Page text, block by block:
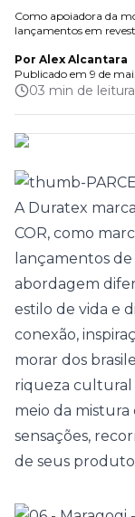
Como apoiadora da
lançamentos em
Por Alex Alcantara
Publicado em 9 de
03 min de leitura
A Duratex
COR, como
lançamentos de
abordagem
estilo de vida e
conexão,
morar dos
riqueza cultural
meio da
sensações,
de seus